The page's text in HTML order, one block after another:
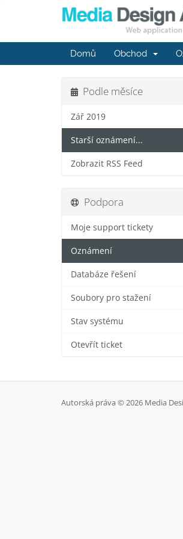
Domů Obchod
Podle měsíce
Zář 2019
Starší oznámení...
Zobrazit RSS Feed
Podpora
Moje support tickety
Oznámení
Databáze řešení
Soubory pro stažení
Stav systému
Otevřít ticket
Autorská práva © 2026 Media